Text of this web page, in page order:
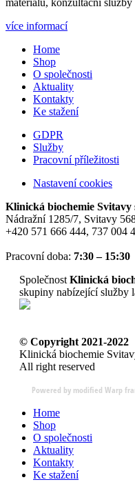
materiálu, konzultační služby
více informací
Home
Shop
O společnosti
Aktuality
Kontakty
Ke stažení
GDPR
Služby
Pracovní příležitosti
Nastavení cookies
Klinická biochemie Svitavy
Nádražní 1285/7, Svitavy
+420 571 666 444, 737 004
Pracovní doba: 7:30 – 15:30
Společnost Klinická
skupiny nabízející služby
© Copyright 2021-2022
Klinická biochemie
All right reserved
Powered by modified Warp
Home
Shop
O společnosti
Aktuality
Kontakty
Ke stažení